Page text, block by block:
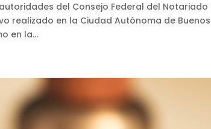
del Consejo Federal del Notariado
realizado en la Ciudad Autónoma de Buenos
en la...